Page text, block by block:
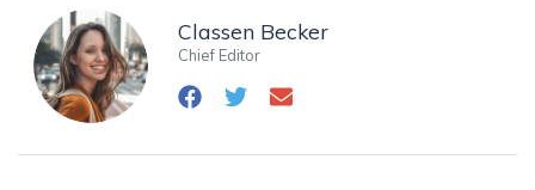
Classen Becker
Chief Editor